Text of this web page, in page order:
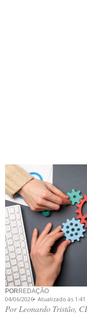
POR REDAÇÃO
04/06/2026 Atualizado às
Por Leonardo Tristão,